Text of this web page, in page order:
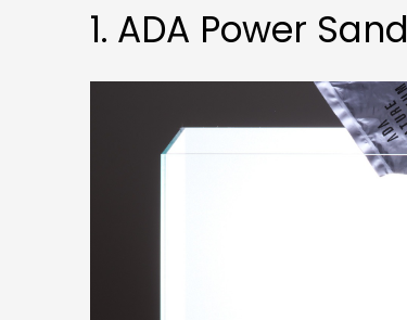
1. ADA Power Sand